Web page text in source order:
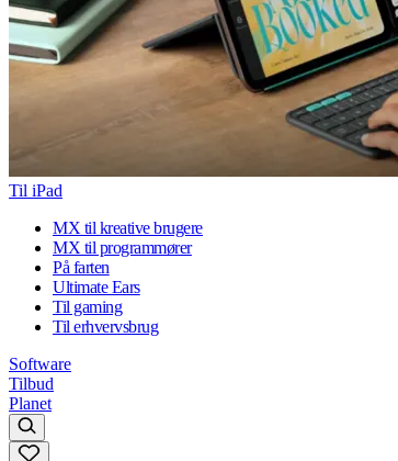
Til iPad
MX til kreative brugere
MX til programmører
På farten
Ultimate Ears
Til gaming
Til erhvervsbrug
Software
Tilbud
Planet